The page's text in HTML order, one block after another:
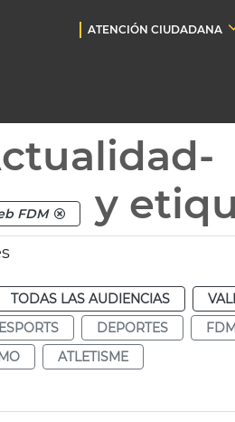
ATENCIÓN CIUDADANA
FDM y
TODAS LAS AUDIENCIAS
ESPORTS DEPORTES FDM
ATLETISME